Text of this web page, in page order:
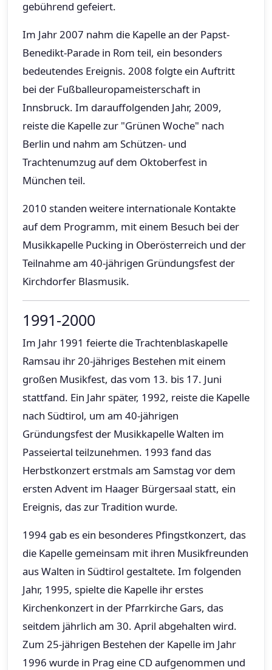
gebührend gefeiert.
Im Jahr 2007 nahm die Kapelle an der Papst-
Benedikt-Parade in Rom teil, ein besonders
bedeutendes Ereignis. 2008 folgte ein Auftritt
bei der Fußballeuropameisterschaft in
Innsbruck. Im darauffolgenden Jahr, 2009,
reiste die Kapelle zur "Grünen Woche" nach
Berlin und nahm am Schützen- und
Trachtenumzug auf dem Oktoberfest in
München teil.
2010 standen weitere internationale Kontakte
auf dem Programm, mit einem Besuch bei der
Musikkapelle Pucking in Oberösterreich und der
Teilnahme am 40-jährigen Gründungsfest der
Kirchdorfer Blasmusik.
1991-2000
Im Jahr 1991 feierte die Trachtenblaskapelle
Ramsau ihr 20-jähriges Bestehen mit einem
großen Musikfest, das vom 13. bis 17. Juni
stattfand. Ein Jahr später, 1992, reiste die Kapelle
nach Südtirol, um am 40-jährigen
Gründungsfest der Musikkapelle Walten im
Passeiertal teilzunehmen. 1993 fand das
Herbstkonzert erstmals am Samstag vor dem
ersten Advent im Haager Bürgersaal statt, ein
Ereignis, das zur Tradition wurde.
1994 gab es ein besonderes Pfingstkonzert, das
die Kapelle gemeinsam mit ihren Musikfreunden
aus Walten in Südtirol gestaltete. Im folgenden
Jahr, 1995, spielte die Kapelle ihr erstes
Kirchenkonzert in der Pfarrkirche Gars, das
seitdem jährlich am 30. April abgehalten wird.
Zum 25-jährigen Bestehen der Kapelle im Jahr
1996 wurde in Prag eine CD aufgenommen und